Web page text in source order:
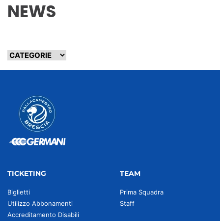
NEWS
TICKETING
Biglietti
Utilizzo Abbonamenti
Accreditamento Disabili
TEAM
Prima Squadra
Staff